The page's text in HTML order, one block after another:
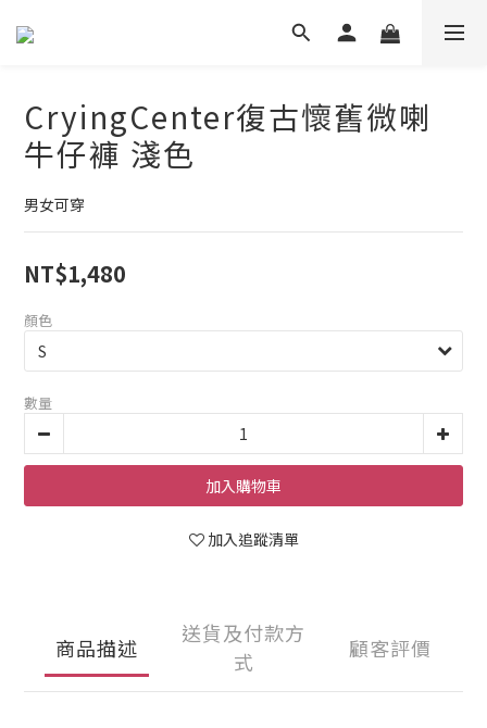
CryingCenter復古懷舊微喇
牛仔褲 淺色
男女可穿
NT$1,480
顏色
數量
加入購物車
加入追蹤清單
商品描述
送貨及付款方
式
顧客評價